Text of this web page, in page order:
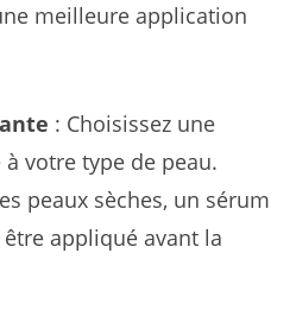
meilleure application
: Choisissez une
votre type de peau.
peaux sèches, un sérum
appliqué avant la